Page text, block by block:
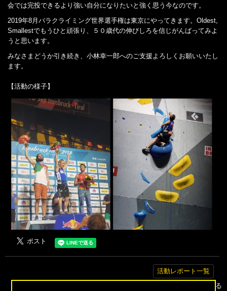
会では完投できるより強い自分になりたいと強く思う今なのです。
2019年8月パラクライミング世界選手権は東京にやってきます。Oldest,
Smallestでもうひと頑張り、５０歳代の伸びしろを信じがんばってみよ
うと思います。
みなさまどうか引き続き、小林幸一郎へのご支援よろしくお願いいたし
ます。
【活動の様子】
活動レポート一覧
▲トップへ戻る